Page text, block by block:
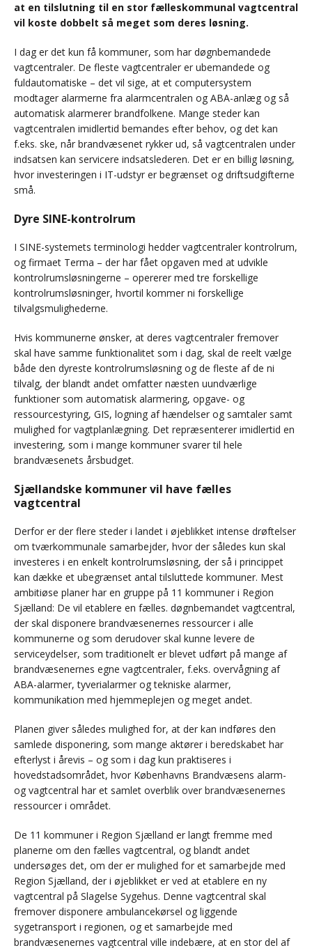
at en tilslutning til en stor fælleskommunal vagtcentral
vil koste dobbelt så meget som deres løsning.
I dag er det kun få kommuner, som har døgnbemandede
vagtcentraler. De fleste vagtcentraler er ubemandede og
fuldautomatiske – det vil sige, at et computersystem
modtager alarmerne fra alarmcentralen og ABA-anlæg og så
automatisk alarmerer brandfolkene. Mange steder kan
vagtcentralen imidlertid bemandes efter behov, og det kan
f.eks. ske, når brandvæsenet rykker ud, så vagtcentralen under
indsatsen kan servicere indsatslederen. Det er en billig løsning,
hvor investeringen i IT-udstyr er begrænset og driftsudgifterne
små.
Dyre SINE-kontrolrum
I SINE-systemets terminologi hedder vagtcentraler kontrolrum,
og firmaet Terma – der har fået opgaven med at udvikle
kontrolrumsløsningerne – opererer med tre forskellige
kontrolrumsløsninger, hvortil kommer ni forskellige
tilvalgsmulighederne.
Hvis kommunerne ønsker, at deres vagtcentraler fremover
skal have samme funktionalitet som i dag, skal de reelt vælge
både den dyreste kontrolrumsløsning og de fleste af de ni
tilvalg, der blandt andet omfatter næsten uundværlige
funktioner som automatisk alarmering, opgave- og
ressourcestyring, GIS, logning af hændelser og samtaler samt
mulighed for vagtplanlægning. Det repræsenterer imidlertid en
investering, som i mange kommuner svarer til hele
brandvæsenets årsbudget.
Sjællandske kommuner vil have fælles
vagtcentral
Derfor er der flere steder i landet i øjeblikket intense drøftelser
om tværkommunale samarbejder, hvor der således kun skal
investeres i en enkelt kontrolrumsløsning, der så i princippet
kan dække et ubegrænset antal tilsluttede kommuner. Mest
ambitiøse planer har en gruppe på 11 kommuner i Region
Sjælland: De vil etablere en fælles. døgnbemandet vagtcentral,
der skal disponere brandvæsenernes ressourcer i alle
kommunerne og som derudover skal kunne levere de
serviceydelser, som traditionelt er blevet udført på mange af
brandvæsenernes egne vagtcentraler, f.eks. overvågning af
ABA-alarmer, tyverialarmer og tekniske alarmer,
kommunikation med hjemmeplejen og meget andet.
Planen giver således mulighed for, at der kan indføres den
samlede disponering, som mange aktører i beredskabet har
efterlyst i årevis – og som i dag kun praktiseres i
hovedstadsområdet, hvor Københavns Brandvæsens alarm-
og vagtcentral har et samlet overblik over brandvæsenernes
ressourcer i området.
De 11 kommuner i Region Sjælland er langt fremme med
planerne om den fælles vagtcentral, og blandt andet
undersøges det, om der er mulighed for et samarbejde med
Region Sjælland, der i øjeblikket er ved at etablere en ny
vagtcentral på Slagelse Sygehus. Denne vagtcentral skal
fremover disponere ambulancekørsel og liggende
sygetransport i regionen, og et samarbejde med
brandvæsenernes vagtcentral ville indebære, at en stor del af